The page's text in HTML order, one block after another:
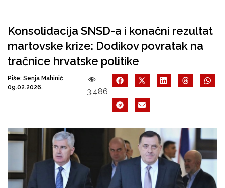
Konsolidacija SNSD-a i konačni rezultat
martovske krize: Dodikov povratak na
tračnice hrvatske politike
Piše: Senja Mahinić
09.02.2026.
3.486